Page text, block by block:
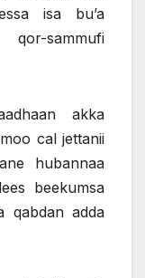
isa bu’a
sammufi
akka
cal jettanii
hubannaa
beekumsa
qabdan adda